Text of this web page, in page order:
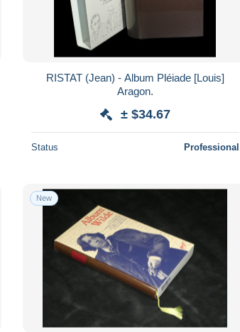
RISTAT (Jean) - Album Pléiade [Louis]
Aragon.
± $34.67
Status Professional
New